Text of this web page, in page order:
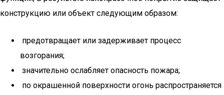
конструкцию или объект следующим образом:
предотвращает или задерживает процесс
возгорания;
значительно ослабляет опасность пожара;
по окрашенной поверхности огонь распространяется